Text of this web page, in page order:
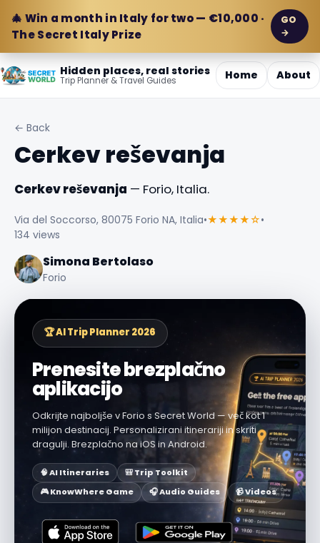
🎄 Win a month in Italy for two — €10,000 ·
The Secret Italy Prize
GO
→
Hidden places, real stories
Trip Planner & Travel Guides Home About
← Back
Cerkev reševanja
Cerkev reševanja — Forio, Italia.
Via del Soccorso, 80075 Forio NA, Italia•★★★★☆•
134 views
Simona Bertolaso
Forio
🏆 AI Trip Planner 2026
Prenesite brezplačno
aplikacijo
Odkrijte najboljše v Forio s Secret World — več kot 1
milijon destinacij. Personalizirani itinerariji in skriti
dragulji. Brezplačno na iOS in Android.
🧠 AI Itineraries
🎒 Trip Toolkit
🎮 KnowWhere Game
🎧 Audio Guides 📹 Videos